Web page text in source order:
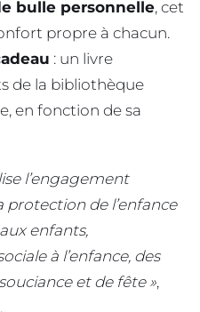
bulle personnelle, cet
propre à chacun.
: un livre
de la bibliothèque
en fonction de sa
l’engagement
protection de l’enfance
enfants,
à l’enfance, des
et de fête »,